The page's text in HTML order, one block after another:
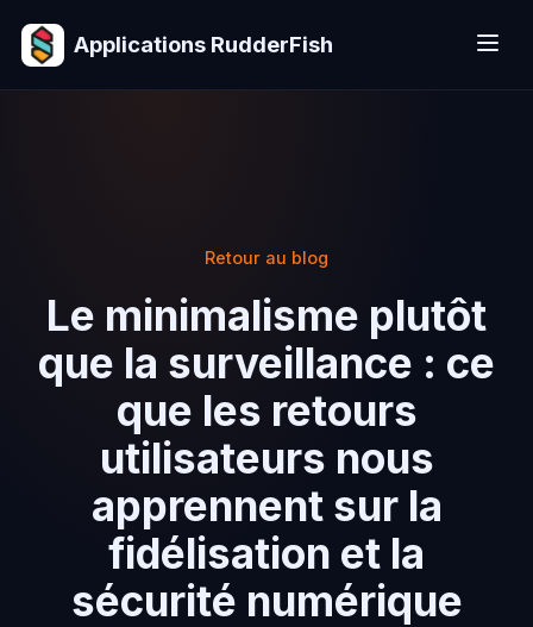
Applications RudderFish
Retour au blog
Le minimalisme plutôt
que la surveillance : ce
que les retours
utilisateurs nous
apprennent sur la
fidélisation et la
sécurité numérique